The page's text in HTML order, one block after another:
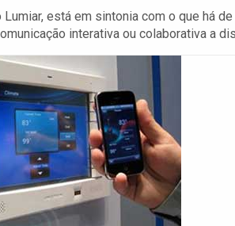
está em sintonia com o que há
interativa ou colaborativa a